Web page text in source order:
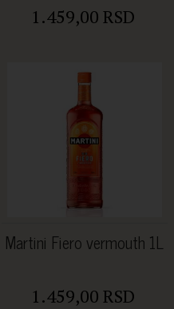
1.459,00 RSD
Martini Fiero vermouth 1L
1.459,00 RSD